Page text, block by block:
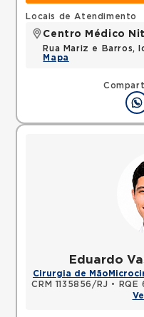
Locais de Atendimento
Centro Médico
Rua Mariz e Barros,
Mapa
Eduardo
Cirurgia de Mão
CRM 1135856/RJ • RQE